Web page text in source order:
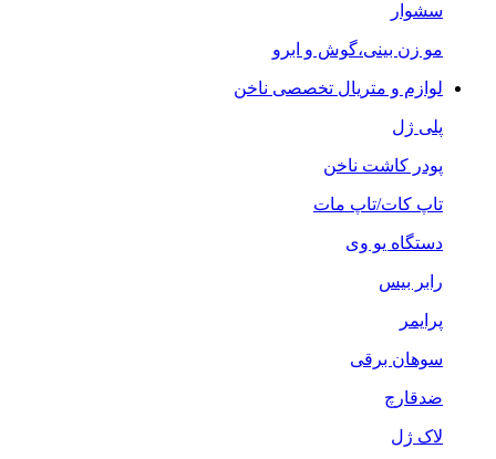
سشوار
مو زن بینی،گوش و ابرو
لوازم و متریال تخصصی ناخن
پلی ژل
پودر کاشت ناخن
تاپ کات/تاپ مات
دستگاه یو وی
رابر بیس
پرایمر
سوهان برقی
ضدقارچ
لاک ژل